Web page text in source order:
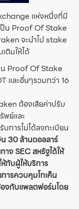
แห่งหนึ่งที่มี
ป็น Proof Of Stake
จะนำไป stake
ติมให้ได้
น Proof Of Stake
และอื่นๆรวมกว่า 16
ต้องเสียค่าปรับ
พย์และ
การไม่ได้ลงทะเบียน
30 ล้านดอลลาร์
ง SEC สหรัฐได้ให้
กับผู้ให้บริการ
ารควบคุมโทเค็น
องกับแพลตฟอร์มโดย